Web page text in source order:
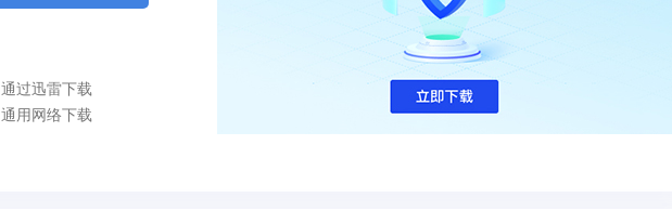
通过迅雷下载
通用网络下载